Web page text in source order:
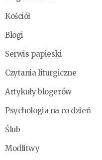
Kościół
Blogi
Serwis papieski
Czytania liturgiczne
Artykuły blogerów
Psychologia na co dzień
Ślub
Modlitwy